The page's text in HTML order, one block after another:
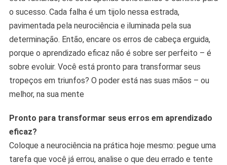
o sucesso. Cada falha é um tijolo nessa estrada,
pavimentada pela neurociência e iluminada pela sua
determinação. Então, encare os erros de cabeça erguida,
porque o aprendizado eficaz não é sobre ser perfeito – é
sobre evoluir. Você está pronto para transformar seus
tropeços em triunfos? O poder está nas suas mãos – ou
melhor, na sua mente
Pronto para transformar seus erros em aprendizado
eficaz?
Coloque a neurociência na prática hoje mesmo: pegue uma
tarefa que você já errou, analise o que deu errado e tente